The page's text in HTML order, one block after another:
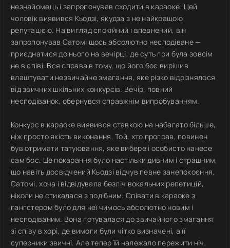
незнайомець і запропонував сходити в караоке. Цей
чоловік виявився Кьодзі, якудза з не найкращою
репутацією. На вигляд спокійний і впевнений, він
запропонував Сатомі щось абсолютно несподіване —
приєднатися до нього на вечірці, де суть гри була зовсім
не в співі. Вся справа в тому, що його бос вирішив
влаштувати незвичайне змагання, яке різко відрізнялося
від звичних шкільних конкурсів. Вечір, повний
несподіванок, обернувся справжнім випробуванням.
Конкурс в караоке виявився ставкою на набагато більше,
ніж просто якість виконання. Той, хто програв, повинен
був отримати татуювання, яке вибере і особисто нанесе
сам бос. Це покарання було настільки дивним і страшним,
що навіть досвідчений Кьодзі відчув певне занепокоєння.
Сатомі, хоча і відвідувала безліч вокальних репетицій,
ніколи не стикалася з подібним. Співати в караоке з
гангстером було для неї чимось абсолютно новим і
несподіваним. Вона готувалася до звичайного змагання
зі співу в хорі, де вимоги були чітко визначені, а її
суперники звичні. Але тепер їй належало пережити ніч,